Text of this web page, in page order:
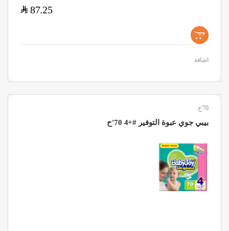
87.25
$
+
اضافة
70'ح
بيبي جوي عبوة التوفير #+4 70'ح